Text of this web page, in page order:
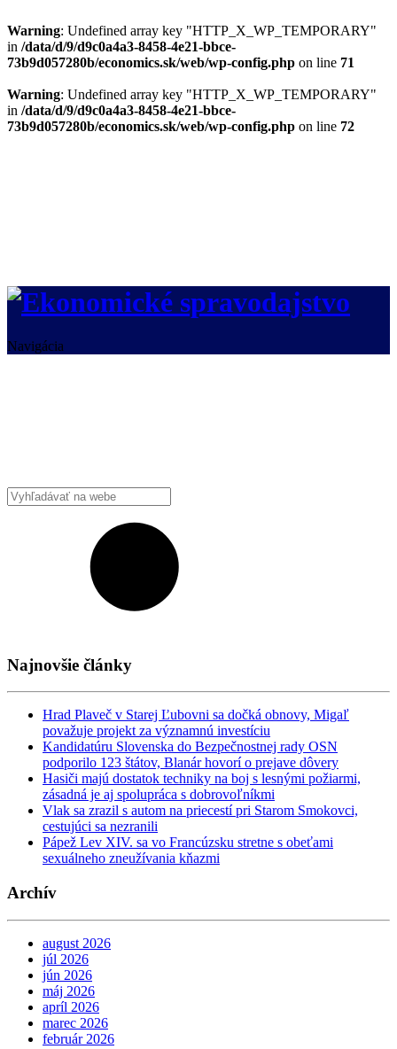
Warning: Undefined array key "HTTP_X_WP_TEMPORARY"
in /data/d/9/d9c0a4a3-8458-4e21-bbce-
73b9d057280b/economics.sk/web/wp-config.php on line 71
Warning: Undefined array key "HTTP_X_WP_TEMPORARY"
in /data/d/9/d9c0a4a3-8458-4e21-bbce-
73b9d057280b/economics.sk/web/wp-config.php on line 72
Navigácia
Najnovšie články
Hrad Plaveč v Starej Ľubovni sa dočká obnovy, Migaľ
považuje projekt za významnú investíciu
Kandidatúru Slovenska do Bezpečnostnej rady OSN
podporilo 123 štátov, Blanár hovorí o prejave dôvery
Hasiči majú dostatok techniky na boj s lesnými požiarmi,
zásadná je aj spolupráca s dobrovoľníkmi
Vlak sa zrazil s autom na priecestí pri Starom Smokovci,
cestujúci sa nezranili
Pápež Lev XIV. sa vo Francúzsku stretne s obeťami
sexuálneho zneužívania kňazmi
Archív
august 2026
júl 2026
jún 2026
máj 2026
apríl 2026
marec 2026
február 2026